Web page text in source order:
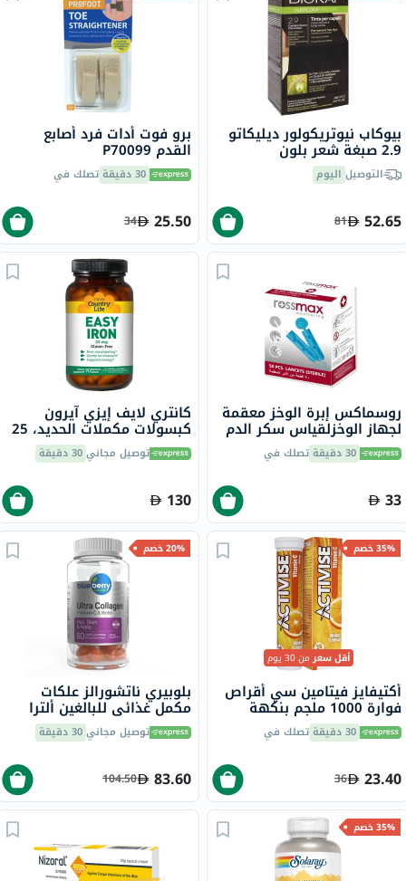
بيوكاب نيوتريكولور ديليكاتو
2.9 صبغة شعر بلون
ملالتوصيل اليوم
52.65
81
برو فوت أدات فرد أصابع
القدم P70099
30 دقيقة تصلك في
25.50
34
روسماكس إبرة الوخز معقمة
لجهاز الوخزلقياس سكر الدم
حزمة من 50
30 دقيقة تصلك في
33
كانتري لايف إيزي آيرون
كبسولات مكملات الحديد، 25
ملجم، لعلاج نقص الحديد،
حزمة من 90توصيل مجاني30 دقيقة
130
35% خصم
أقل سعرمن 30 يوم
أكتيفايز فيتامين سي أقراص
فوارة 1000 ملجم بنكهة
البرتقال حزمة من 20
30 دقيقة تصلك في
23.40
36
20% خصم
بلوبيري ناتشورالز علكات
مكمل غذائي للبالغين ألترا
كولاجين + فيتامين سي
وبيوتين، حزمة 60
توصيل مجاني30 دقيقة
83.60
104.50
35% خصم